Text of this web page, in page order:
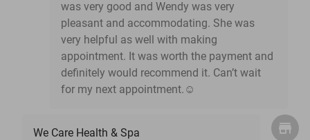
was very good and Wendy was very
pleasant and accommodating. She was
very helpful as well with making
appointment. It was worth the payment and
definitely would recommend it. Can’t wait
for my next appointment.☺️
We Care Health & Spa